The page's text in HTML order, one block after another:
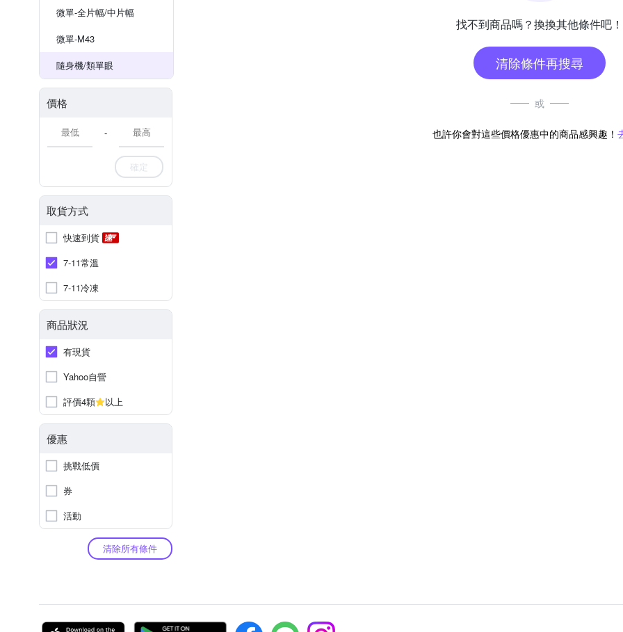
微單-全片幅/中片幅
微單-M43
隨身機/類單眼
價格
-
確定
取貨方式
快速到貨
7-11常溫
7-11冷凍
商品狀況
有現貨
Yahoo自營
評價4顆
以上
優惠
挑戰低價
券
活動
清除所有條件
找不到商品嗎？換換其他條件吧！
清除條件再搜尋
或
也許你會對這些價格優惠中的商品感興趣！